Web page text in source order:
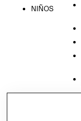
NIÑOS